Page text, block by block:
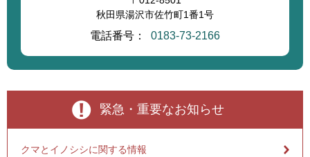
秋田県湯沢市佐竹町1番1号
電話番号： 0183-73-2166
緊急・重要なお知らせ
クマとイノシシに関する情報